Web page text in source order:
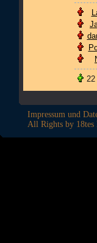
22
Impressum und
All Rights by 18tes